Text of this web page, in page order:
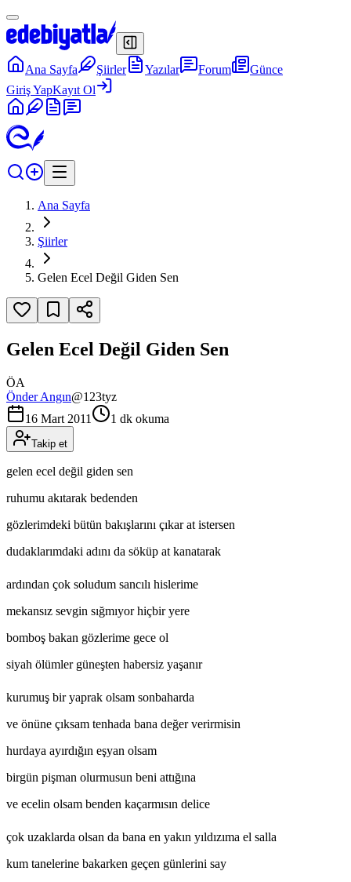
Ana Sayfa Şiirler Yazılar Forum
Günce
Giriş YapKayıt Ol
Ana Sayfa
Şiirler
Gelen Ecel Değil Giden Sen
Gelen Ecel Değil Giden Sen
ÖA
Önder Angın@123tyz
16 Mart 2011
1 dk okuma
Takip et
gelen ecel değil giden sen
ruhumu akıtarak bedenden
gözlerimdeki bütün bakışlarını çıkar at istersen
dudaklarımdaki adını da söküp at kanatarak
ardından çok soludum sancılı hislerime
mekansız sevgin sığmıyor hiçbir yere
bomboş bakan gözlerime gece ol
siyah ölümler güneşten habersiz yaşanır
kurumuş bir yaprak olsam sonbaharda
ve önüne çıksam tenhada bana değer verirmisin
hurdaya ayırdığın eşyan olsam
birgün pişman olurmusun beni attığına
ve ecelin olsam benden kaçarmısın delice
çok uzaklarda olsan da bana en yakın yıldızıma el salla
kum tanelerine bakarken geçen günlerini say